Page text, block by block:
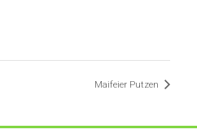
Maifeier Putzen